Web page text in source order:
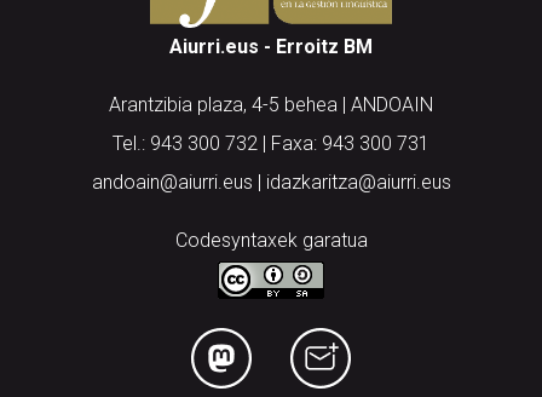
Aiurri.eus - Erroitz BM
Arantzibia plaza, 4-5 behea | ANDOAIN
Tel.: 943 300 732 | Faxa: 943 300 731
andoain@aiurri.eus | idazkaritza@aiurri.eus
Codesyntaxek garatua